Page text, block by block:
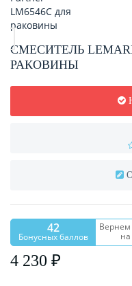
СМЕСИТЕЛЬ
РАКОВИНЫ
42
Бонусных баллов
Вернем
4 230 ₽